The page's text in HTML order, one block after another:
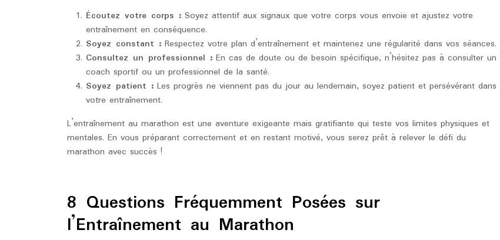
Écoutez votre corps : Soyez attentif aux signaux que votre corps vous envoie et ajustez votre
entraînement en conséquence.
Soyez constant : Respectez votre plan d’entraînement et maintenez une régularité dans vos séances.
Consultez un professionnel : En cas de doute ou de besoin spécifique, n’hésitez pas à consulter un
coach sportif ou un professionnel de la santé.
Soyez patient : Les progrès ne viennent pas du jour au lendemain, soyez patient et persévérant dans
votre entraînement.
L’entraînement au marathon est une aventure exigeante mais gratifiante qui teste vos limites physiques et
mentales. En vous préparant correctement et en restant motivé, vous serez prêt à relever le défi du
marathon avec succès !
8 Questions Fréquemment Posées sur
l’Entraînement au Marathon